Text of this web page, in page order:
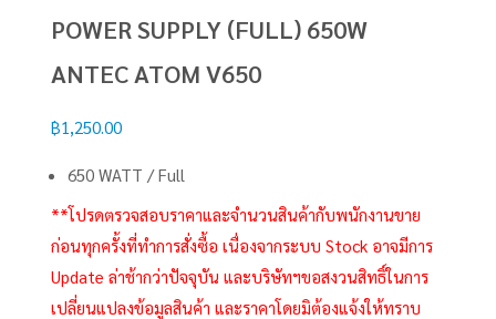
POWER SUPPLY (FULL) 650W
ANTEC ATOM V650
฿1,250.00
650 WATT / Full
**โปรดตรวจสอบราคาและจำนวนสินค้ากับพนักงานขาย
ก่อนทุกครั้งที่ทำการสั่งซื้อ เนื่องจากระบบ Stock อาจมีการ
Update ล่าช้ากว่าปัจจุบัน และบริษัทฯขอสงวนสิทธิ์ในการ
เปลี่ยนแปลงข้อมูลสินค้า และราคาโดยมิต้องแจ้งให้ทราบ